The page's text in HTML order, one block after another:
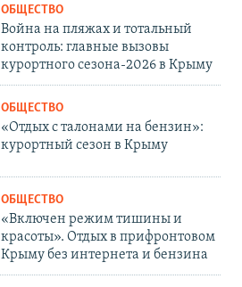
ОБЩЕСТВО
Война на пляжах и тотальный
контроль: главные вызовы
курортного сезона-2026 в Крыму
ОБЩЕСТВО
«Отдых с талонами на бензин»:
курортный сезон в Крыму
ОБЩЕСТВО
«Включен режим тишины и
красоты». Отдых в прифронтовом
Крыму без интернета и бензина